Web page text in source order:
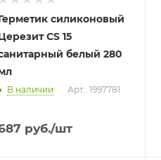
силиконовый
CS 15
белый 280
В наличии Арт.: 1997781
руб./шт